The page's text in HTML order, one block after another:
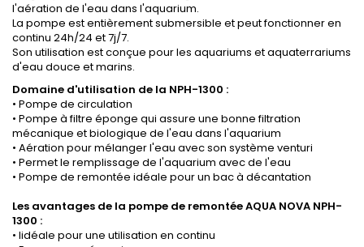
l'aération de l'eau dans l'aquarium.
La pompe est entièrement submersible et peut fonctionner en
continu 24h/24 et 7j/7.
Son utilisation est conçue pour les aquariums et aquaterrariums
d'eau douce et marins.
Domaine d'utilisation de la NPH-1300 :
• Pompe de circulation
• Pompe à filtre éponge qui assure une bonne filtration
mécanique et biologique de l'eau dans l'aquarium
• Aération pour mélanger l'eau avec son système venturi
• Permet le remplissage de l'aquarium avec de l'eau
• Pompe de remontée idéale pour un bac à décantation
Les avantages de la pompe de remontée AQUA NOVA NPH-
1300 :
• Iidéale pour une utilisation en continu